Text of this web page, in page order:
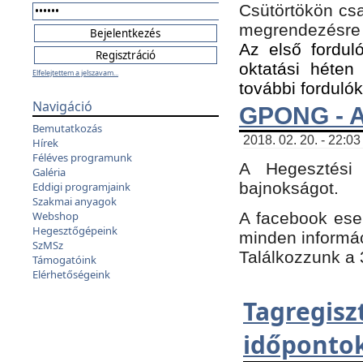
Elfelejtettem a jelszavam...
Navigáció
Bemutatkozás
Hírek
Féléves programunk
Galéria
Eddigi programjaink
Szakmai anyagok
Webshop
Hegesztőgépeink
SzMSz
Támogatóink
Elérhetőségeink
Csütörtökön
Az első
oktatási
további
GPONG -
2018. 02. 20. -
A
bajnokságot.
A facebook
minden
Találkozzunk a